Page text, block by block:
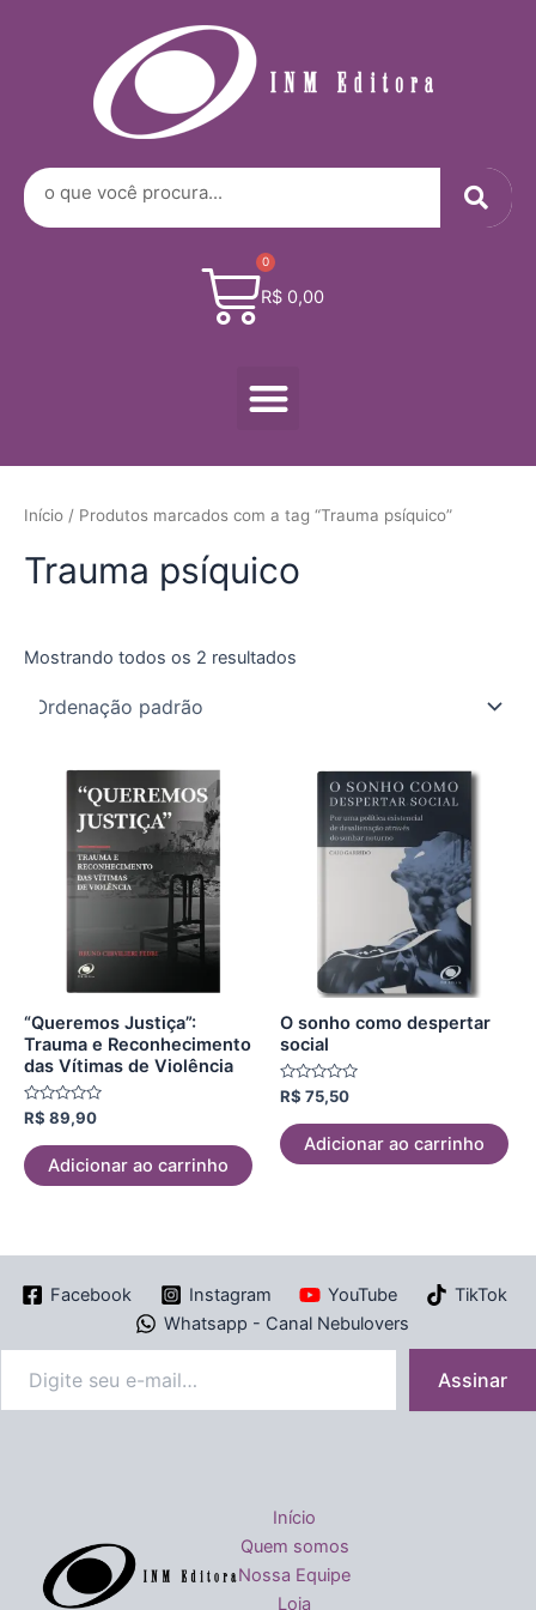
Search
R$0,00
0
Cart
Menu
Início / Produtos marcados com a tag “Trauma psíquico”
Trauma psíquico
Mostrando todos os 2 resultados
“Queremos Justiça”:
Trauma e Reconhecimento
das Vítimas de Violência
Avaliação
de
5
R$ 89,90
Adicionar ao carrinho
O sonho como despertar
social
Avaliação
de
5
R$ 75,50
Adicionar ao carrinho
Facebook Instagram YouTube
TikTok
Whatsapp - Canal Nebulovers
Assinar
Início
Quem somos
Nossa Equipe
Loja